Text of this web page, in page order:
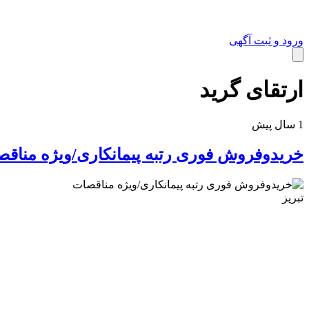
کالای دیجیتال
ورود و ثبت آگهی
ارتقای گرید
1 سال پیش
خریدوفروش فوری رتبه پیمانکاری/ویژه
تبریز